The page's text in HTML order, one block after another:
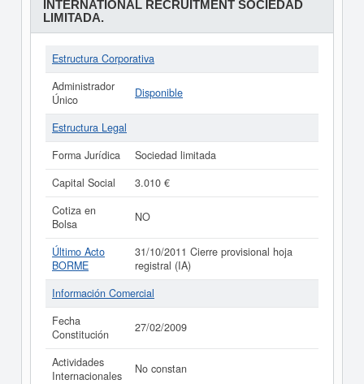
INTERNATIONAL RECRUITMENT SOCIEDAD
LIMITADA.
Estructura Corporativa
Administrador
Único
Disponible
Estructura Legal
Forma Jurídica
Sociedad limitada
Capital Social
3.010 €
Cotiza en
Bolsa
NO
Último Acto
BORME
31/10/2011 Cierre provisional hoja
registral (IA)
Información Comercial
Fecha
Constitución
27/02/2009
Actividades
Internacionales
No constan